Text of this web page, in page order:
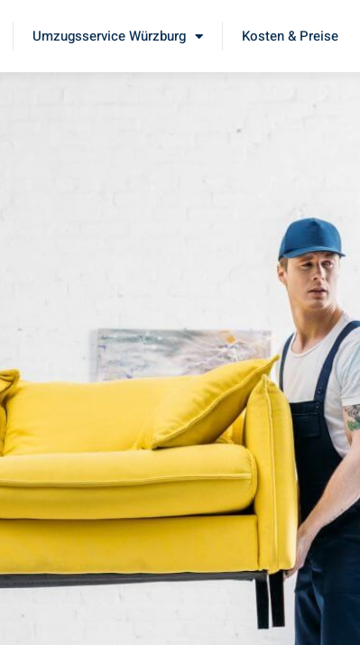
Umzugsservice Würzburg Kosten & Preise